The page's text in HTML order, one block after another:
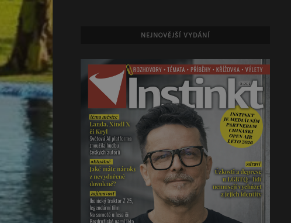
NEJNOVĚJŠÍ VYDÁNÍ